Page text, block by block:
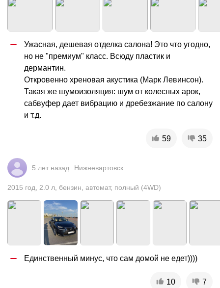
Ужасная, дешевая отделка салона! Это что угодно,
но не "премиум" класс. Всюду пластик и
дермантин.
Откровенно хреновая акустика (Марк Левинсон).
Такая же шумоизоляция: шум от колесных арок,
сабвуфер дает вибрацию и дребезжание по салону
и т.д.
59 35
5 лет назад Нижневартовск
2015 год 2.0 л бензин автомат, полный (4WD)
Единственный минус, что сам домой не едет))))
10 7